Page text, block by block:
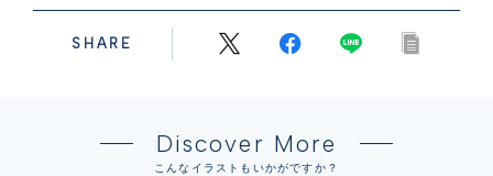
SHARE
Discover More
こんなイラストもいかがですか？